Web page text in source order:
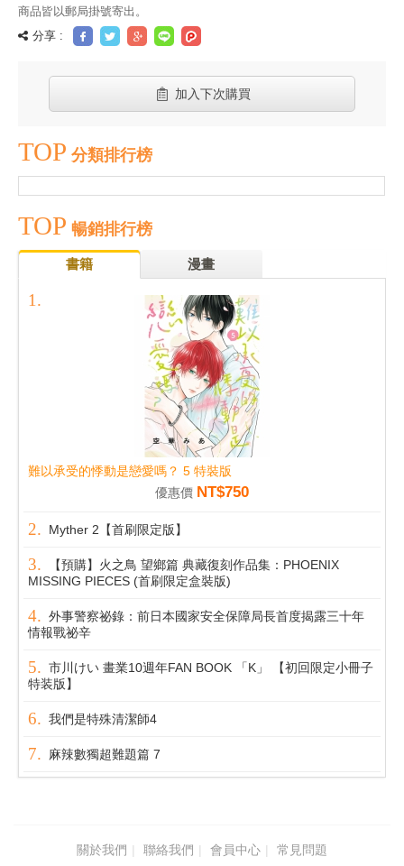
商品皆以郵局掛號寄出。
分享 :
加入下次購買
TOP 分類排行榜
TOP 暢銷排行榜
書籍 漫畫
難以承受的悸動是戀愛嗎？ 5 特裝版
優惠價 NT$750
Myther 2【首刷限定版】
【預購】火之鳥 望鄉篇 典藏復刻作品集：PHOENIX
MISSING PIECES (首刷限定盒裝版)
外事警察祕錄：前日本國家安全保障局長首度揭露三十年
情報戰祕辛
市川けい 畫業10週年FAN BOOK 「K」 【初回限定小冊子
特装版】
我們是特殊清潔師4
麻辣數獨超難題篇 7
關於我們 聯絡我們 會員中心 常見問題